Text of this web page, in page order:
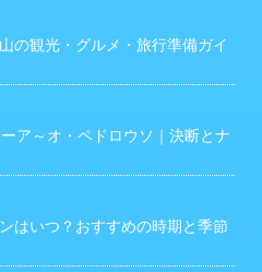
の観光・グルメ・旅行準備ガイ
ア～オ・ペドロウソ｜決断とナ
はいつ？おすすめの時期と季節